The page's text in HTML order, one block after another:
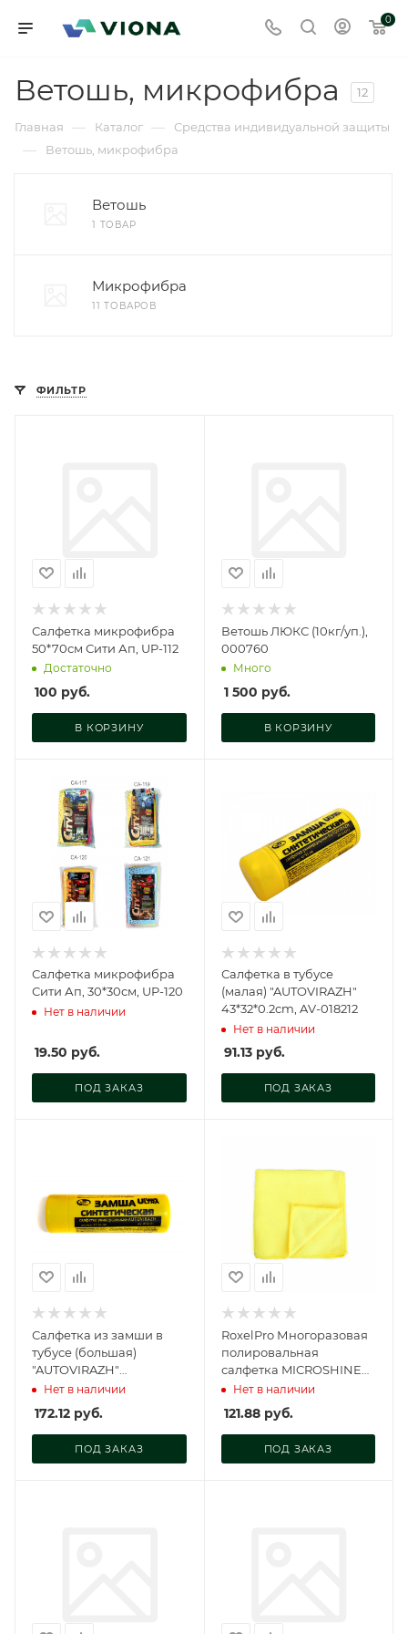
0
Ветошь, микрофибра 12
Главная — Каталог — Средства индивидуальной защиты
— Ветошь, микрофибра
Ветошь
1 ТОВАР
Микрофибра
11 ТОВАРОВ
ФИЛЬТР
Салфетка микрофибра
50*70см Сити Ап, UP-112
Достаточно
100 руб.
В КОРЗИНУ
Ветошь ЛЮКС (10кг/уп.),
000760
Много
1 500 руб.
В КОРЗИНУ
Салфетка микрофибра
Сити Ап, 30*30см, UP-120
Нет в наличии
19.50 руб.
ПОД ЗАКАЗ
Салфетка в тубусе
(малая) "AUTOVIRAZH"
43*32*0.2cm, AV-018212
Нет в наличии
91.13руб.
ПОД ЗАКАЗ
Салфетка из замши в
тубусе (большая)
"AUTOVIRAZH"
66*43*0.2cm, AV-018211
Нет в наличии
172.12 руб.
ПОД ЗАКАЗ
RoxelPro Многоразовая
полировальная
салфетка MICROSHINE
из микрофибры,
40х40см., жёлтая, 232163
Нет в наличии
121.88руб.
ПОД ЗАКАЗ